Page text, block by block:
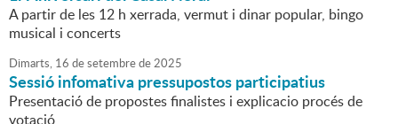
A partir de les 12 h xerrada, vermut i dinar popular, bingo
musical i concerts
Dimarts, 16 desetembrede2025
Sessió infomativa pressupostos participatius
Presentació de propostes finalistes i explicacio procés de
votació